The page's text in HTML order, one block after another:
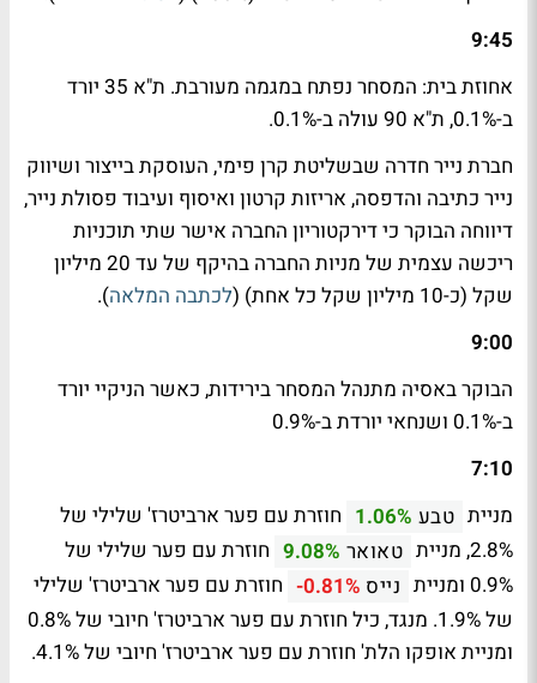
9:45
אחוזת בית: המסחר נפתח במגמה מעורבת. ת"א 35 יורד
ב-0.1%, ת"א 90 עולה ב-0.1%.
חברת נייר חדרה שבשליטת קרן פימי, העוסקת בייצור ושיווק
נייר כתיבה והדפסה, אריזות קרטון ואיסוף ועיבוד פסולת נייר,
דיווחה הבוקר כי דירקטוריון החברה אישר שתי תוכניות
ריכשה עצמית של מניות החברה בהיקף של עד 20 מיליון
שקל (כ-10 מיליון שקל כל אחת) (
לכתבה המלאה).
9:00
הבוקר באסיה מתנהל המסחר בירידות, כאשר הניקיי יורד
ב-0.1% ושנחאי יורדת ב-0.9%
7:10
מניית טבע 1.06% חוזרת עם פער ארביטרז' שלילי של
2.8%, מניית
טאואר 9.08% חוזרת עם פער שלילי של
0.9% ומניית
נייס -0.81% חוזרת עם פער ארביטרז' שלילי
של 1.9%. מנגד, כיל חוזרת עם פער ארביטרז' חיובי של 0.8%
ומניית אופקו הלת' חוזרת עם פער ארביטרז' חיובי של 4.1%.